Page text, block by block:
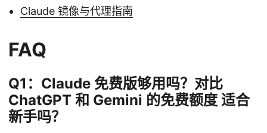
Claude 镜像与代理指南
FAQ
Q1：Claude 免费版够用吗？对比
ChatGPT 和 Gemini 的免费额度 适合
新手吗？